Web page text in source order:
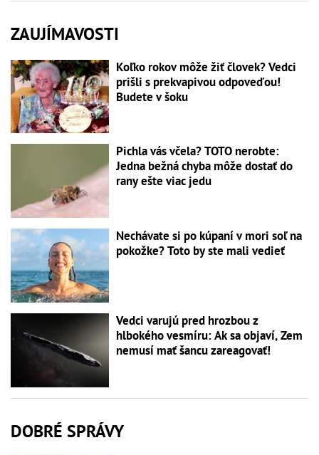
ZAUJÍMAVOSTI
Koľko rokov môže žiť človek? Vedci
prišli s prekvapivou odpoveďou!
Budete v šoku
Pichla vás včela? TOTO nerobte:
Jedna bežná chyba môže dostať do
rany ešte viac jedu
Nechávate si po kúpaní v mori soľ na
pokožke? Toto by ste mali vedieť
Vedci varujú pred hrozbou z
hlbokého vesmíru: Ak sa objaví, Zem
nemusí mať šancu zareagovať!
DOBRÉ SPRÁVY